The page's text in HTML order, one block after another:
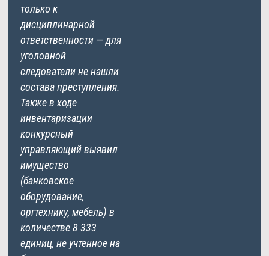
только к
дисциплинарной
ответственности — для
уголовной
следователи не нашли
состава преступления.
Также в ходе
инвентаризации
конкурсный
управляющий выявил
имущество
(банковское
оборудование,
оргтехнику, мебель) в
количестве 8 333
единиц, не учтенное на